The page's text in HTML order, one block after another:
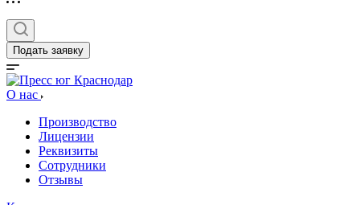
Подать заявку
О нас
Производство
Лицензии
Реквизиты
Сотрудники
Отзывы